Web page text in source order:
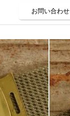
お問い合わせ